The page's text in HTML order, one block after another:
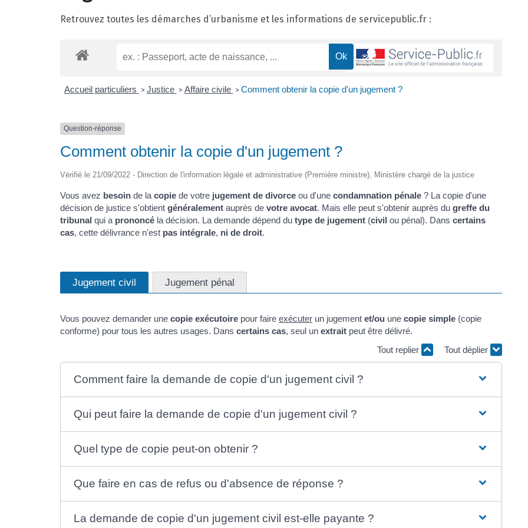
Retrouvez toutes les démarches d’urbanisme et les informations de servicepublic.fr :
Accueil particuliers > Justice > Affaire civile > Comment obtenir la copie d'un jugement ?
Question-réponse
Comment obtenir la copie d'un jugement ?
Vérifié le 21/09/2022 - Direction de l'information légale et administrative (Première ministre), Ministère chargé de la justice
Vous avez besoin de la copie de votre jugement de divorce ou d'une condamnation pénale ? La copie d'une
décision de justice s'obtient généralement auprès de votre avocat. Mais elle peut s'obtenir auprès du greffe du
tribunal qui a prononcé la décision. La demande dépend du type de jugement (civil ou pénal). Dans certains
cas, cette délivrance n'est pas intégrale, ni de droit.
Jugement civil Jugement pénal
Vous pouvez demander une copie exécutoire pour faire exécuter un jugement et/ou une copie simple (copie
conforme) pour tous les autres usages. Dans certains cas, seul un extrait peut être délivré.
Tout replier
Tout déplier
Comment faire la demande de copie d'un jugement civil ?
Qui peut faire la demande de copie d'un jugement civil ?
Quel type de copie peut-on obtenir ?
Que faire en cas de refus ou d'absence de réponse ?
La demande de copie d'un jugement civil est-elle payante ?